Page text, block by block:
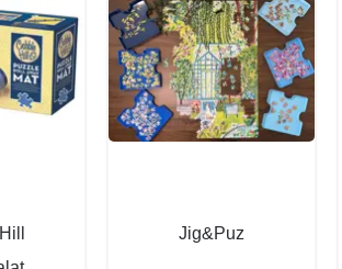
Jig&Puz